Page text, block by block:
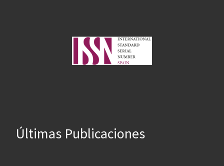
Últimas Publicaciones